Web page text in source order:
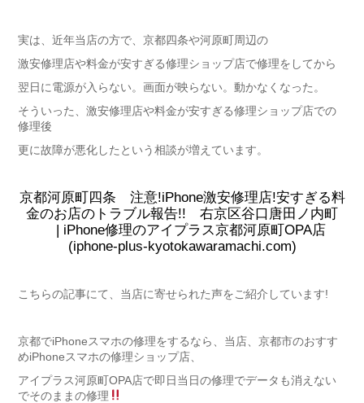
実は、近年当店の方で、京都四条や河原町周辺の
激安修理店や料金が安すぎる修理ショップ店で修理をしてから
翌日に電源が入らない。画面が映らない。動かなくなった。
そういった、激安修理店や料金が安すぎる修理ショップ店での
修理後
更に故障が悪化したという相談が増えています。
京都河原町四条 注意!iPhone激安修理店!安すぎる料
金のお店のトラブル報告!! 右京区谷口唐田ノ内町
| iPhone修理のアイプラス京都河原町OPA店
(iphone-plus-kyotokawaramachi.com)
こちらの記事にて、当店に寄せられた声をご紹介しています!
京都でiPhoneスマホの修理をするなら、当店、京都市のおすす
めiPhoneスマホの修理ショップ店、
アイプラス河原町OPA店で即日当日の修理でデータも消えない
でそのままの修理